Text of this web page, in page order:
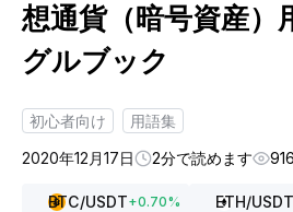
想通貨（暗号資産）
グルブック
初心者向け
用語集
2020年12月17日
2分で読めます 916
BTC/USDT+0.70% ETH/USDT